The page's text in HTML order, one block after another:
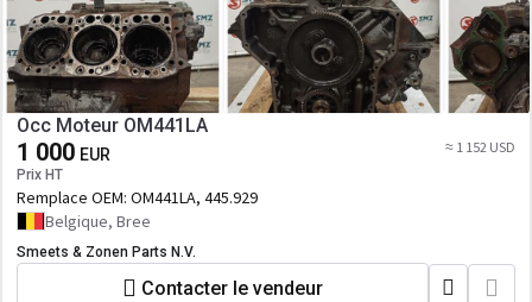
Occ Moteur OM441LA
1 000 EUR
Prix HT
≈ 1 152 USD
Remplace OEM: OM441LA, 445.929
Belgique, Bree
Smeets & Zonen Parts N.V.
Contacter le vendeur